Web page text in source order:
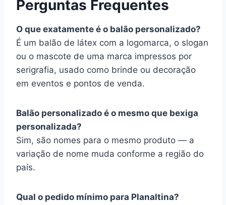
Perguntas Frequentes
O que exatamente é o balão personalizado?
É um balão de látex com a logomarca, o slogan
ou o mascote de uma marca impressos por
serigrafia, usado como brinde ou decoração
em eventos e pontos de venda.
Balão personalizado é o mesmo que bexiga
personalizada?
Sim, são nomes para o mesmo produto — a
variação de nome muda conforme a região do
país.
Qual o pedido mínimo para Planaltina?